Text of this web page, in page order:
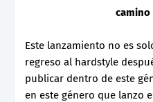
camino
Este lanzamiento no es
regreso al hardstyle
publicar dentro de este
en este género que lanzo